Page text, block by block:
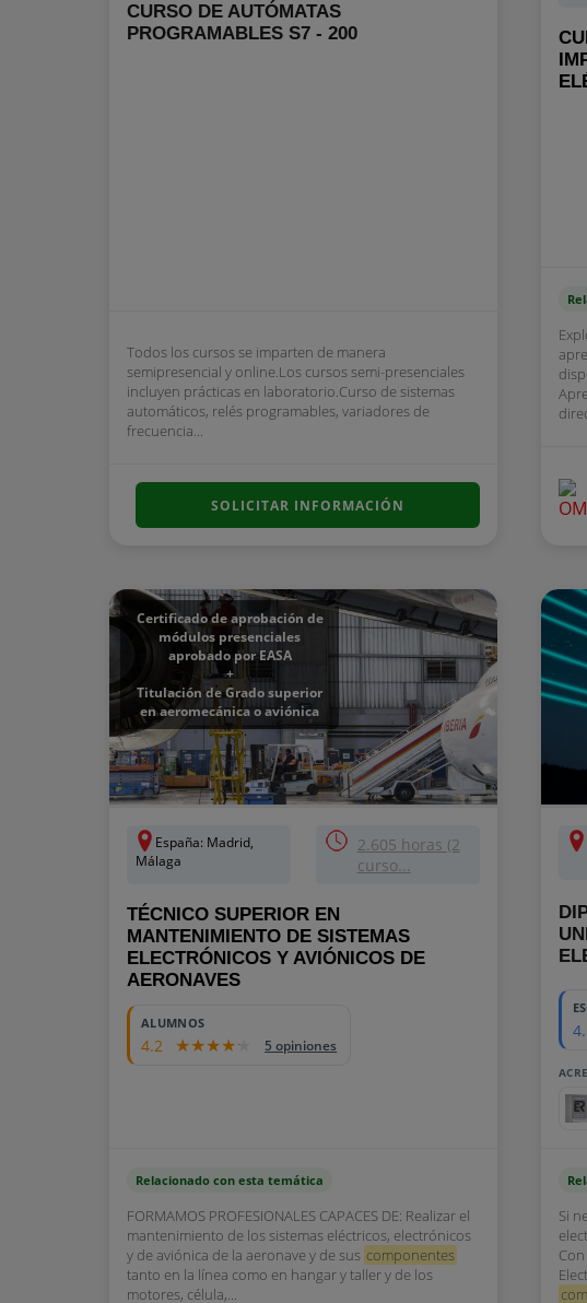
CURSO DE AUTÓMATAS
PROGRAMABLES S7 - 200
Todos los cursos se imparten de manera
semipresencial y online.Los cursos semi-presenciales
incluyen prácticas en laboratorio.Curso de sistemas
automáticos, relés programables, variadores de
frecuencia...
SOLICITAR INFORMACIÓN
Certificado de aprobación de
módulos presenciales
aprobado por EASA
+
Titulación de Grado superior
en aeromecánica o aviónica
España: Madrid,
Málaga
2.605 horas (2
curso...
TÉCNICO SUPERIOR EN
MANTENIMIENTO DE SISTEMAS
ELECTRÓNICOS Y AVIÓNICOS DE
AERONAVES
14000
ALUMNOS
4.2 5 opiniones
Relacionado con esta temática
FORMAMOS PROFESIONALES CAPACES DE: Realizar el
mantenimiento de los sistemas eléctricos, electrónicos
y de aviónica de la aeronave y de sus componentes
tanto en la línea como en hangar y taller y de los
motores, célula,...
Si